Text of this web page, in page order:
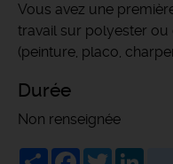
Vous avez une
travail sur polyester
(peinture, placo,
Durée
Non renseignée
ShareFacebook
Twitter